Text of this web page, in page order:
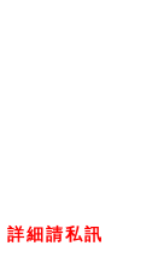
細請私訊